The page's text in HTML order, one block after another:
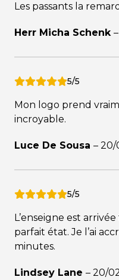
Les passants la
Herr Micha Schenk –
5/5
Mon logo prend
incroyable.
Luce De Sousa – 20/
5/5
L’enseigne est
parfait état. Je l’ai
minutes.
Lindsey Lane – 20/